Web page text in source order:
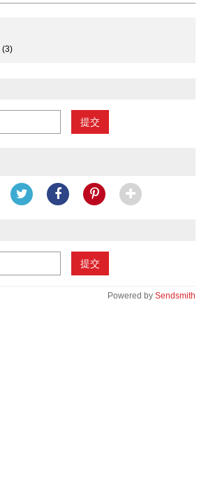
(3)
提交
提交
Powered by Sendsmith